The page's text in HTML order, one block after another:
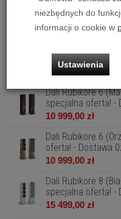
Dali Rubikore 6
specjalna oferta! -
10 999,00 zł
specjalna oferta! -
10 999,00 zł
Dali Rubikore 6
specjalna oferta! -
10 999,00 zł
Dali Rubikore 6
oferta! - Dostawa
10 999,00 zł
Dali Rubikore 8
specjalna oferta! -
15 499,00 zł
niezbędnych do
informacji o cookie w
Ustawienia